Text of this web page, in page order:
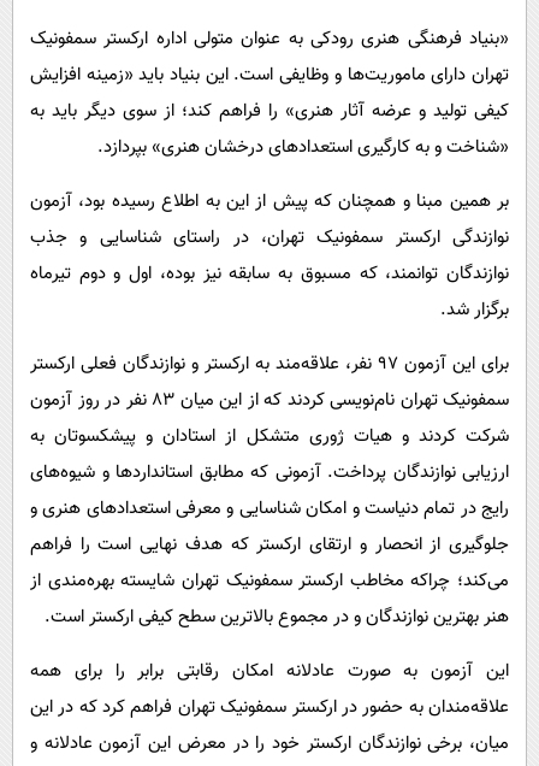
«بنیاد فرهنگی هنری رودکی به عنوان متولی اداره ارکستر سمفونیک
تهران دارای ماموریت‌ها و وظایفی است. این بنیاد باید «زمینه افزایش
کیفی تولید و عرضه آثار هنری» را فراهم کند؛ از سوی دیگر باید به
«شناخت و به کارگیری استعدادهای درخشان هنری» بپردازد.
بر همین مبنا و همچنان که پیش از این به اطلاع رسیده بود، آزمون
نوازندگی ارکستر سمفونیک تهران، در راستای شناسایی و جذب
نوازندگان توانمند، که مسبوق به سابقه نیز بوده، اول و دوم تیرماه
برگزار شد.
برای این آزمون ۹۷ نفر، علاقه‌مند به ارکستر و نوازندگان فعلی ارکستر
سمفونیک تهران نام‌نویسی کردند که از این میان ۸۳ نفر در روز آزمون
شرکت کردند و هیات ژوری متشکل از استادان و پیشکسوتان به
ارزیابی نوازندگان پرداخت. آزمونی که مطابق استانداردها و شیوه‌های
رایج در تمام دنیاست و امکان شناسایی و معرفی استعدادهای هنری و
جلوگیری از انحصار و ارتقای ارکستر که هدف نهایی است را فراهم
می‌کند؛ چراکه مخاطب ارکستر سمفونیک تهران شایسته بهره‌مندی از
هنر بهترین نوازندگان و در مجموع بالاترین سطح کیفی ارکستر است.
این آزمون به صورت عادلانه امکان رقابتی برابر را برای همه
علاقه‌مندان به حضور در ارکستر سمفونیک تهران فراهم کرد که در این
میان، برخی نوازندگان ارکستر خود را در معرض این آزمون عادلانه و